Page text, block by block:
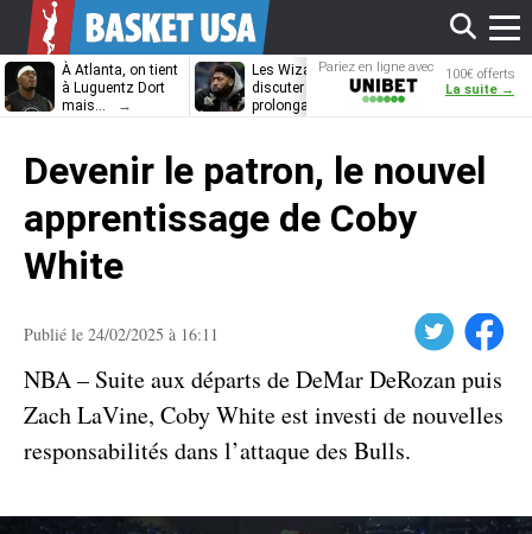
À Atlanta, on tient
à Luguentz Dort
mais…
Les Wizards vont
discuter
prolongation avec
Dennis
découvrira-t-il
Pariez en ligne avec
Unibet
100€ offerts
La suite →
Devenir le patron, le nouvel
apprentissage de Coby
White
Publié le 24/02/2025 à 16:11 Facebook
NBA – Suite aux départs de DeMar DeRozan puis
Zach LaVine, Coby White est investi de nouvelles
responsabilités dans l’attaque des Bulls.